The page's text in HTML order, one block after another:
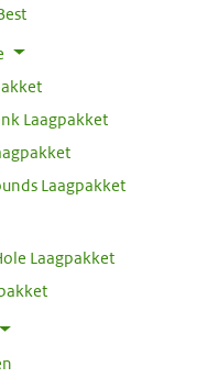
Laagpakket
Laagpakket
Laagpakket